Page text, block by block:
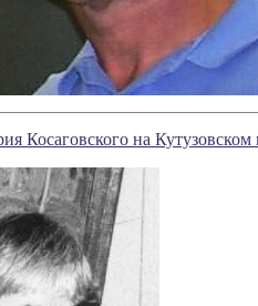
Косаговского на Кутузовском